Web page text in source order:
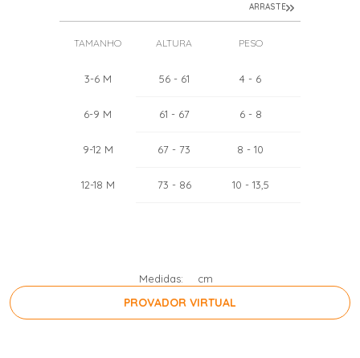
TAMANHO ALTURA PESO
3-6 M 56- 61 4 - 6
6-9 M 61 - 67 6- 8
9-12 M 67 - 73 8 - 10
12-18 M 73 - 86 10 - 13,5
ARRASTE
Medidas: cm
PRESSIONE A BARRA DE
PROVADOR VIRTUAL